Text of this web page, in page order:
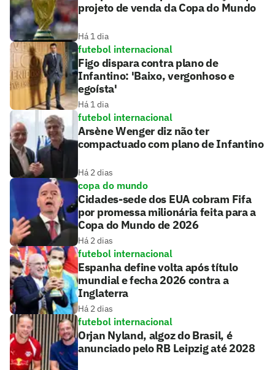
projeto de venda da Copa do Mundo
Há 1 dia
futebol internacional
Figo dispara contra plano de
Infantino: 'Baixo, vergonhoso e
egoísta'
Há 1 dia
futebol internacional
Arsène Wenger diz não ter
compactuado com plano de Infantino
Há 2 dias
copa do mundo
Cidades-sede dos EUA cobram Fifa
por promessa milionária feita para a
Copa do Mundo de 2026
Há 2 dias
futebol internacional
Espanha define volta após título
mundial e fecha 2026 contra a
Inglaterra
Há 2 dias
futebol internacional
Orjan Nyland, algoz do Brasil, é
anunciado pelo RB Leipzig até 2028